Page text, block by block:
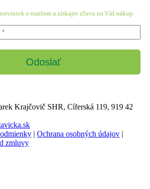
e-mailom a získajte zľavu na Váš nákup.
Krajčovič SHR, Cíferská 119, 919 42
|Ochrana osobných údajov |
zmluvy